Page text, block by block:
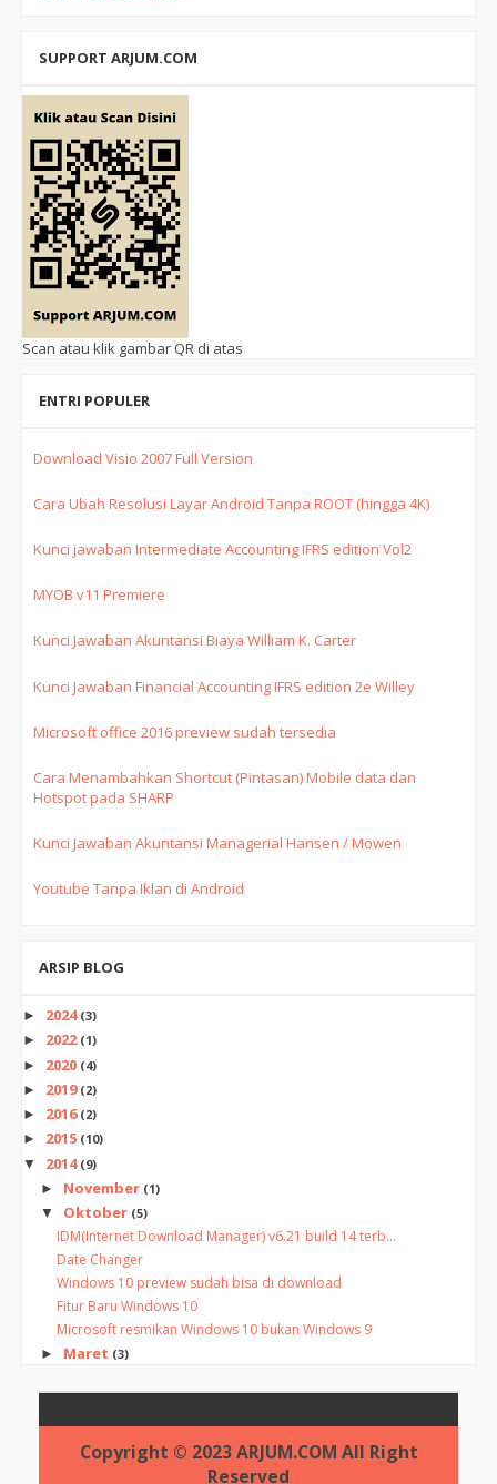
SUPPORT ARJUM.COM
Scan atau klik gambar QR di atas
ENTRI POPULER
Download Visio 2007 Full Version
Cara Ubah Resolusi Layar Android Tanpa ROOT (hingga 4K)
Kunci jawaban Intermediate Accounting IFRS edition Vol2
MYOB v11 Premiere
Kunci Jawaban Akuntansi Biaya William K. Carter
Kunci Jawaban Financial Accounting IFRS edition 2e Willey
Microsoft office 2016 preview sudah tersedia
Cara Menambahkan Shortcut (Pintasan) Mobile data dan
Hotspot pada SHARP
Kunci Jawaban Akuntansi Managerial Hansen / Mowen
Youtube Tanpa Iklan di Android
ARSIP BLOG
► 2024 (3)
► 2022 (1)
► 2020 (4)
► 2019 (2)
► 2016 (2)
► 2015 (10)
▼ 2014 (9)
► November (1)
▼ Oktober (5)
IDM(Internet Download Manager) v6.21 build 14 terb...
Date Changer
Windows 10 preview sudah bisa di download
Fitur Baru Windows 10
Microsoft resmikan Windows 10 bukan Windows 9
► Maret (3)
Copyright © 2023 ARJUM.COM All Right
Reserved